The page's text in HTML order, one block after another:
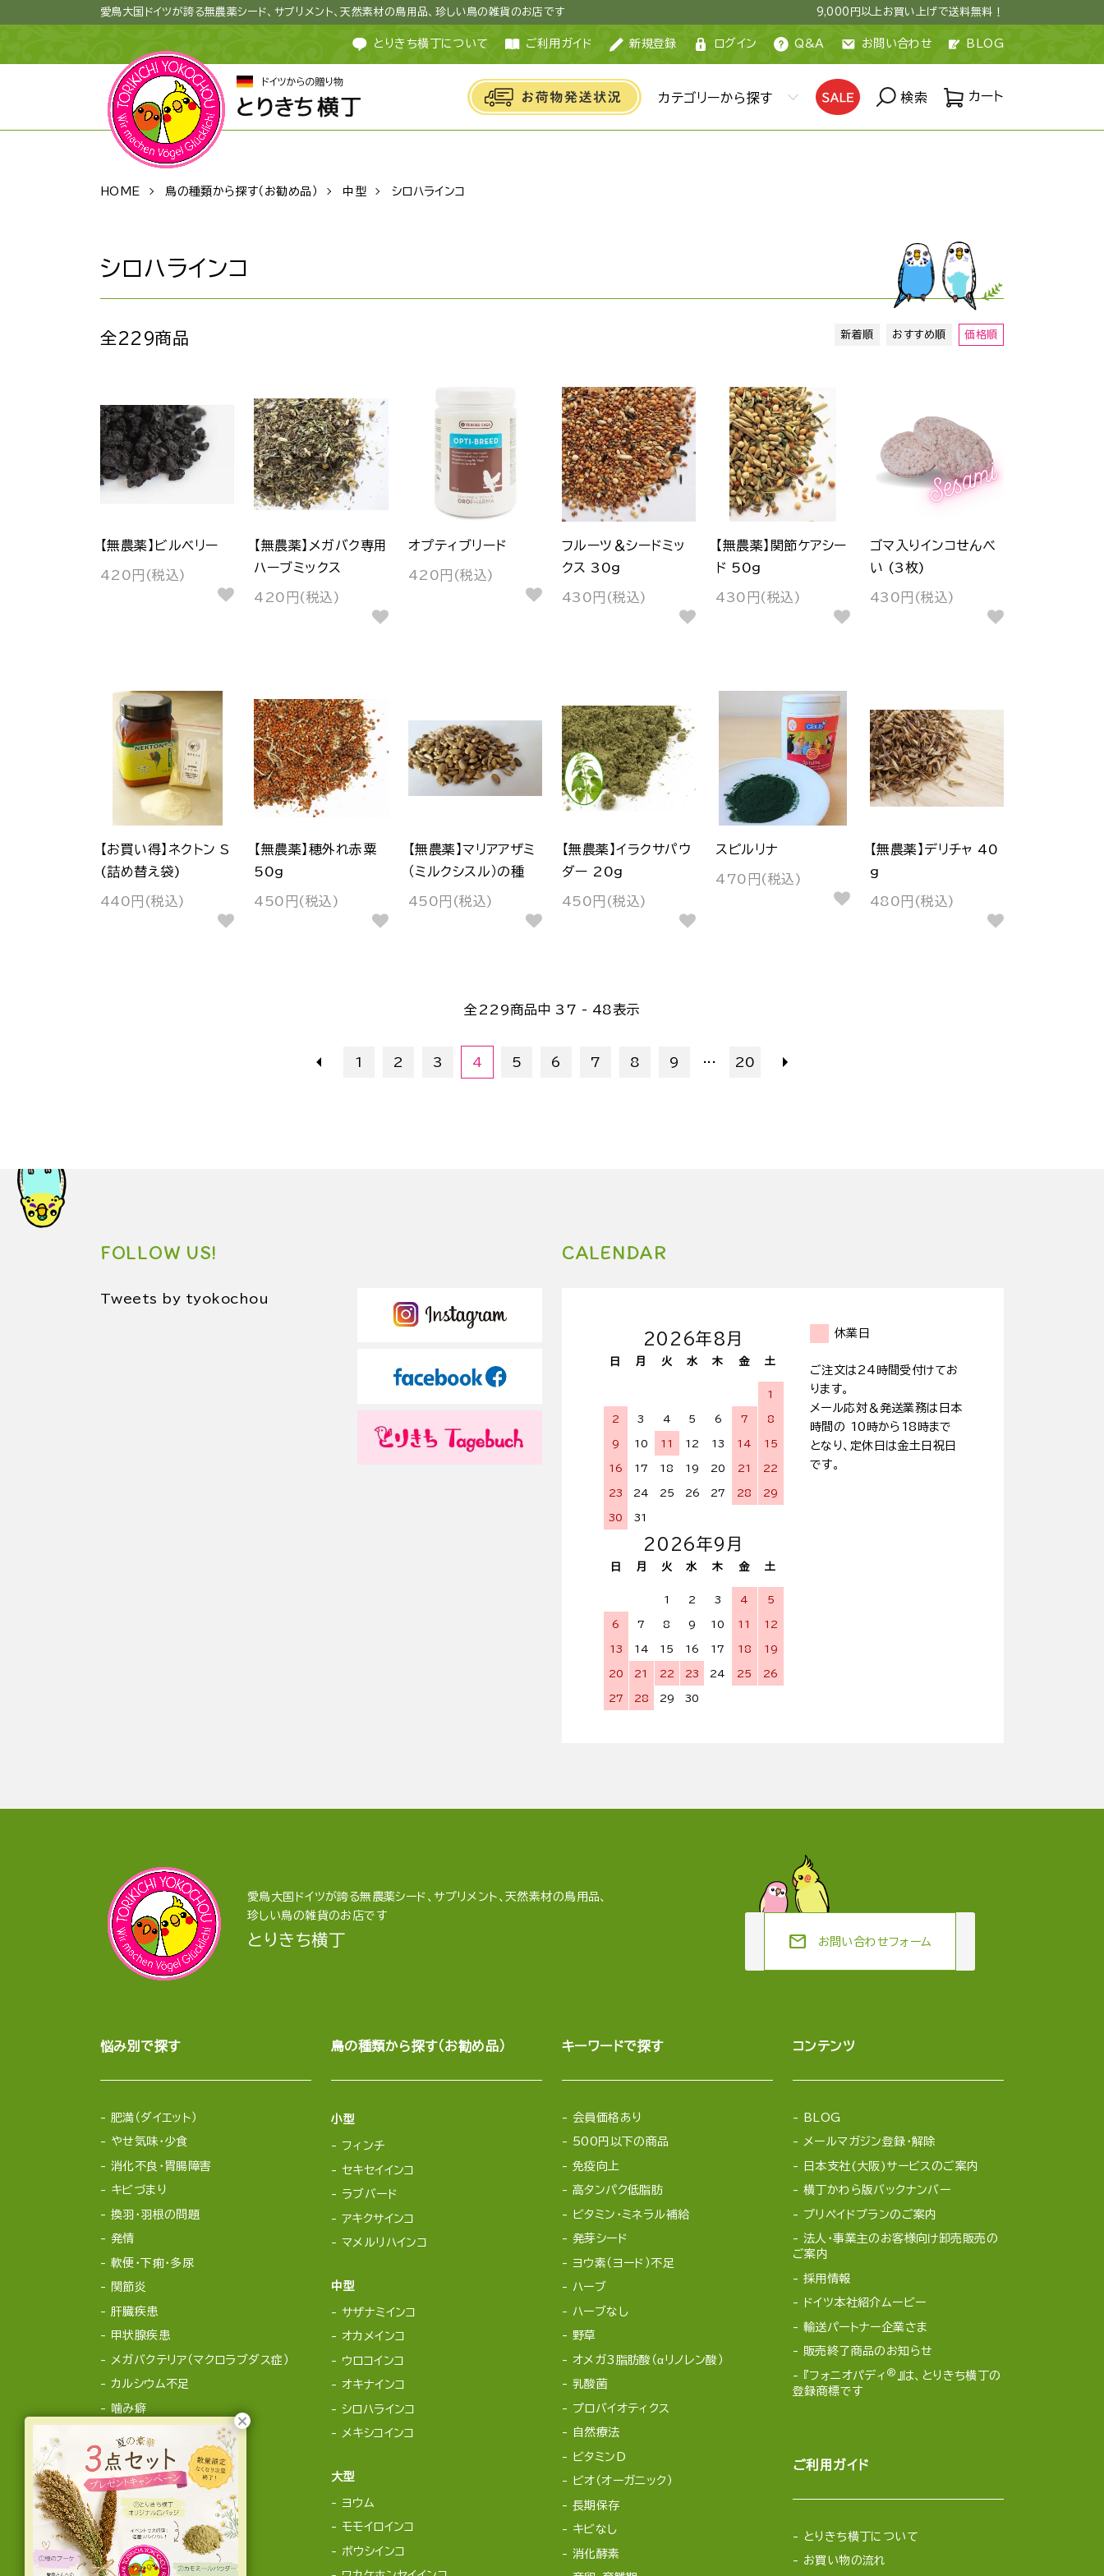
愛鳥大国ドイツが誇る無農薬シード、サプリメント、天然素材の鳥用品、珍しい鳥の雑貨のお店です 9,000円以上お買い上げで送料無料！
とりきち横丁について ご利用ガイド 新規登録 ログイン Q&A お問い合わせ BLOG
カテゴリーから探す 検索 カート
HOME 鳥の種類から探す（お勧め品） 中型 シロハラインコ
シロハラインコ
全229商品 新着順 おすすめ順 価格順
【無農薬】ビルベリー
420円(税込)
【無農薬】メガバク専用
ハーブミックス
420円(税込)
オプティブリード
420円(税込)
フルーツ＆シードミッ
クス 30g
430円(税込)
【無農薬】関節ケアシー
ド 50g
430円(税込)
ゴマ入りインコせんべ
い (3枚)
430円(税込)
【お買い得】ネクトン S
(詰め替え袋)
440円(税込)
【無農薬】穂外れ赤粟
50g
450円(税込)
【無農薬】マリアアザミ
（ミルクシスル）の種
450円(税込)
【無農薬】イラクサパウ
ダー 20g
450円(税込)
スピルリナ
470円(税込)
【無農薬】デリチャ 40
g
480円(税込)
全229商品中 37 - 48表示
1 2 3 4 5 6 7 8 9 ... 20
FOLLOW US!
Tweets by tyokochou
CALENDAR
2026年8月
日 月 火 水 木 金 土
1
2 3 4 5 6 7 8
9 10 11 12 13 14 15
16 17 18 19 20 21 22
23 24 25 26 27 28 29
30 31
2026年9月
日 月 火 水 木 金 土
1 2 3 4 5
6 7 8 9 10 11 12
13 14 15 16 17 18 19
20 21 22 23 24 25 26
27 28 29 30
休業日
ご注文は24時間受付けてお
ります。
メール応対＆発送業務は日本
時間の 10時から18時まで
となり、定休日は金土日祝日
です。
愛鳥大国ドイツが誇る無農薬シード、サプリメント、天然素材の鳥用品、
珍しい鳥の雑貨のお店です
とりきち横丁 mail お問い合わせフォーム
悩み別で探す
肥満（ダイエット）
やせ気味・少食
消化不良・胃腸障害
キビづまり
換羽・羽根の問題
発情
軟便・下痢・多尿
関節炎
肝臓疾患
甲状腺疾患
メガバクテリア（マクロラブダス症）
カルシウム不足
噛み癖
鳥の種類から探す（お勧め品）
小型
フィンチ
セキセイインコ
ラブバード
アキクサインコ
マメルリハインコ
中型
サザナミインコ
オカメインコ
ウロコインコ
オキナインコ
シロハラインコ
メキシコインコ
大型
ヨウム
モモイロインコ
ボウシインコ
キーワードで探す
会員価格あり
500円以下の商品
免疫向上
高タンパク低脂肪
ビタミン・ミネラル補給
発芽シード
ヨウ素（ヨード）不足
ハーブ
ハーブなし
野草
オメガ3脂肪酸（αリノレン酸）
乳酸菌
プロバイオティクス
自然療法
ビタミンD
ビオ（オーガニック）
長期保存
キビなし
消化酵素
コンテンツ
BLOG
メールマガジン登録・解除
日本支社(大阪)サービスのご案内
横丁かわら版バックナンバー
プリペイドプランのご案内
法人・事業主のお客様向け卸売販売の
ご案内
採用情報
ドイツ本社紹介ムービー
輸送パートナー企業さま
販売終了商品のお知らせ
『フォニオパディ ® 』は、とりきち横丁の
登録商標です
ご利用ガイド
とりきち横丁について
お買い物の流れ